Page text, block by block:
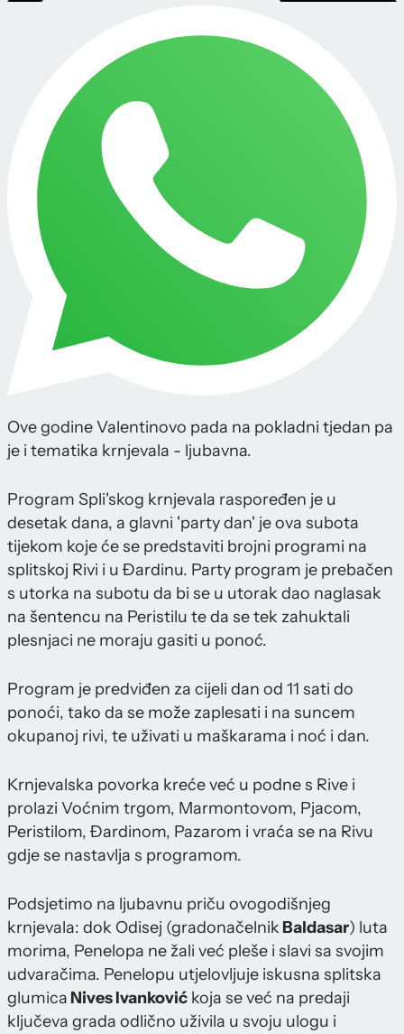
Ove godine Valentinovo pada na pokladni tjedan pa
je i tematika krnjevala - ljubavna.
Program Spli'skog krnjevala raspoređen je u
desetak dana, a glavni 'party dan' je ova subota
tijekom koje će se predstaviti brojni programi na
splitskoj Rivi i u Đardinu. Party program je prebačen
s utorka na subotu da bi se u utorak dao naglasak
na šentencu na Peristilu te da se tek zahuktali
plesnjaci ne moraju gasiti u ponoć.
Program je predviđen za cijeli dan od 11 sati do
ponoći, tako da se može zaplesati i na suncem
okupanoj rivi, te uživati u maškarama i noć i dan.
Krnjevalska povorka kreće već u podne s Rive i
prolazi Voćnim trgom, Marmontovom, Pjacom,
Peristilom, Đardinom, Pazarom i vraća se na Rivu
gdje se nastavlja s programom.
Podsjetimo na ljubavnu priču ovogodišnjeg
krnjevala: dok Odisej (gradonačelnik Baldasar) luta
morima, Penelopa ne žali već pleše i slavi sa svojim
udvaračima. Penelopu utjelovljuje iskusna splitska
glumica Nives Ivanković koja se već na predaji
ključeva grada odlično uživila u svoju ulogu i